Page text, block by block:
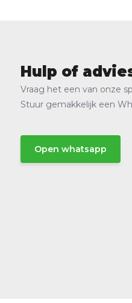
Hulp of
Vraag het een van onze
Stuur gemakkelijk een
Open whatsapp